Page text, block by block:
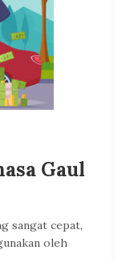
Gaul
sangat cepat,
oleh